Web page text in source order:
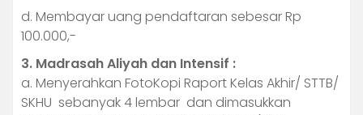
d. Membayar uang pendaftaran sebesar Rp
100.000,-
3. Madrasah Aliyah dan Intensif :
a. Menyerahkan FotoKopi Raport Kelas Akhir/ STTB/
SKHU sebanyak 4 lembar dan dimasukkan